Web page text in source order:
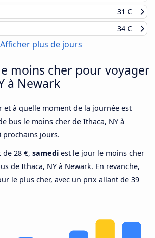
31 €
34 €
Afficher plus de jours
moins cher pour voyager
à Newark
et à quelle moment de la journée est
bus le moins cher de Ithaca, NY à
prochains jours.
28 €, samedi est le jour le moins cher
de Ithaca, NY à Newark. En revanche,
le plus cher, avec un prix allant de 39